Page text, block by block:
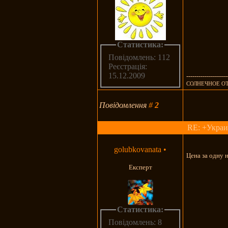
Статистика:
Повідомлень: 112
Реєстрація:
15.12.2009
СОЛНЕЧНОЕ
Повідомлення#2
RE:
golubkovanata •
Експерт
Статистика:
Повідомлень: 8
Цена за одну